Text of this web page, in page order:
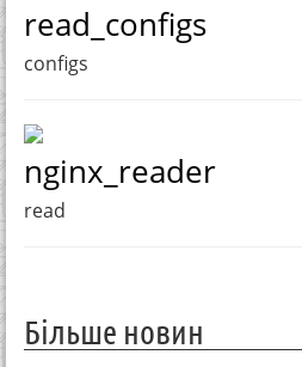
read_configs
configs
nginx_reader
read
Більше новин